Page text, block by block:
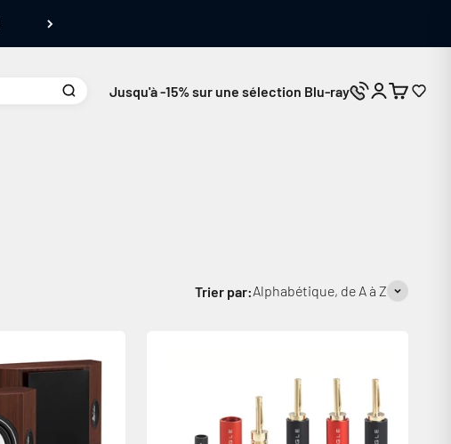
Jusqu'à -15% sur une sélection Blu-ray Nous
Connexion
Panier
Trier par:Alphabétique, de A à Z